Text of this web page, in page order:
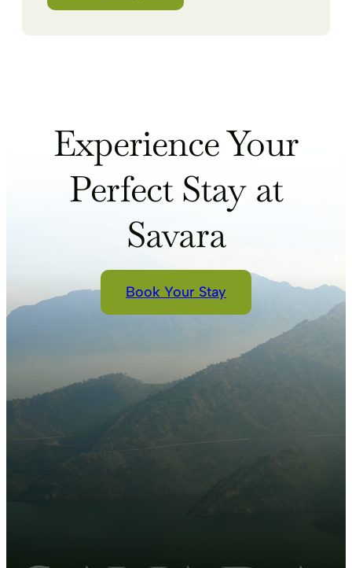
Experience Your
Perfect Stay at
Savara
Book Your Stay